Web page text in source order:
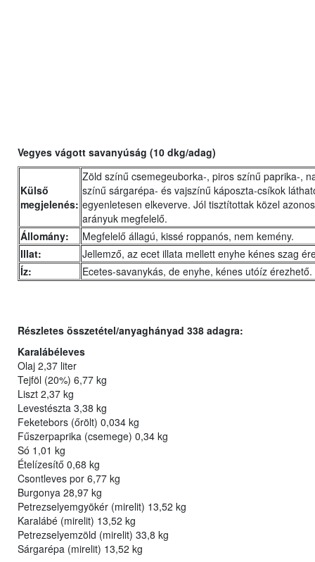
Vegyes vágott savanyúság (10 dkg/adag)
Külső
megjelenés:
Zöld színű csemegeuborka-, piros színű paprika-,
színű sárgarépa- és vajszínű káposzta-csíkok
egyenletesen elkeverve. Jól tisztítottak közel
arányuk megfelelő.
Állomány:
Megfelelő állagú, kissé roppanós, nem kemény.
Illat:
Jellemző, az ecet illata mellett enyhe kénes szag
Íz:
Ecetes-savanykás, de enyhe, kénes utóíz érezhető.
Részletes összetétel/anyaghányad 338 adagra:
Karalábéleves
Olaj 2,37 liter
Tejföl (20%) 6,77 kg
Liszt 2,37 kg
Levestészta 3,38 kg
Feketebors (őrölt) 0,034 kg
Fűszerpaprika (csemege) 0,34 kg
Só 1,01 kg
Ételízesítő 0,68 kg
Csontleves por 6,77 kg
Burgonya 28,97 kg
Petrezselyemgyökér (mirelit) 13,52 kg
Karalábé (mirelit) 13,52 kg
Petrezselyemzöld (mirelit) 33,8 kg
Sárgarépa (mirelit) 13,52 kg